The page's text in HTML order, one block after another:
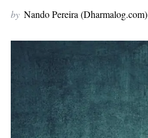
by Nando Pereira (Dharmalog.com)